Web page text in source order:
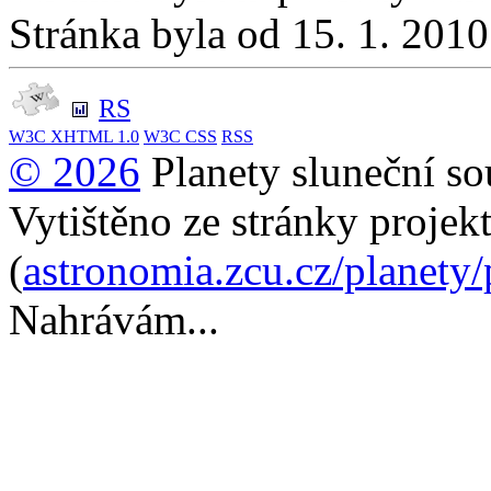
Stránka byla od 15. 1.
RS
W3C XHTML 1.0 W3C CSS RSS
© 2026 Planety sluneční
Vytištěno ze stránky
(astronomia.zcu.cz/
Nahrávám...